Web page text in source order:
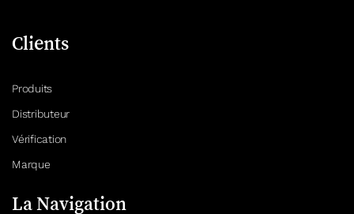
Clients
Produits
Distributeur
Vérification
Marque
La Navigation